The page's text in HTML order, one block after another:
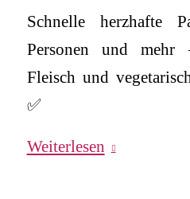
Schnelle herzhafte
Personen und mehr
Fleisch und
✅
Weiterlesen